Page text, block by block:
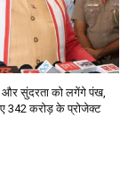
और सुंदरता को लगेंगे पंख,
342 करोड़ के प्रोजेक्ट